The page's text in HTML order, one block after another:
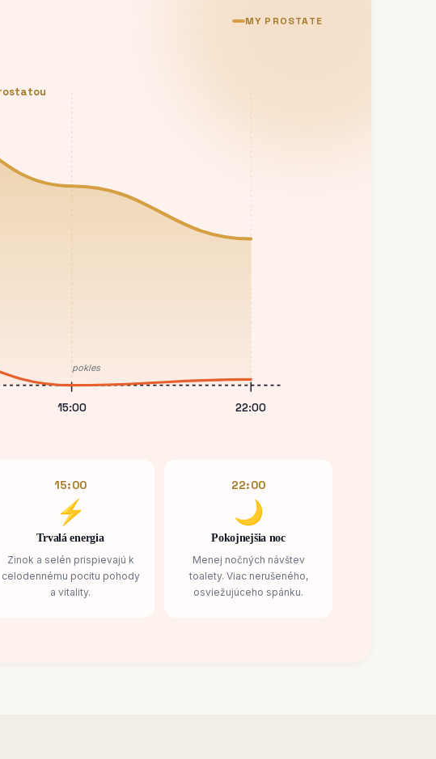
MY PROSTATE
15:00 22:00
pokles
15:00
⚡
Trvalá energia
Zinok a selén prispievajú k
celodennému pocitu pohody
a vitality.
22:00
🌙
Pokojnejšia noc
Menej nočných návštev
toalety. Viac nerušeného,
osviežujúceho spánku.